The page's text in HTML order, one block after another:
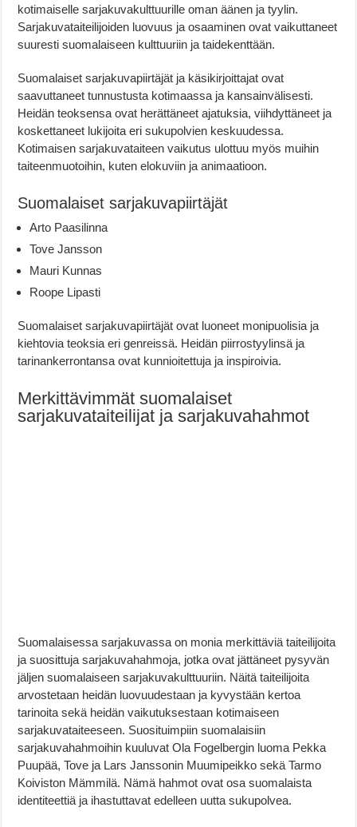
kotimaiselle sarjakuvakulttuurille oman äänen ja tyylin.
Sarjakuvataiteilijoiden luovuus ja osaaminen ovat vaikuttaneet
suuresti suomalaiseen kulttuuriin ja taidekenttään.
Suomalaiset sarjakuvapiirtäjät ja käsikirjoittajat ovat
saavuttaneet tunnustusta kotimaassa ja kansainvälisesti.
Heidän teoksensa ovat herättäneet ajatuksia, viihdyttäneet ja
koskettaneet lukijoita eri sukupolvien keskuudessa.
Kotimaisen sarjakuvataiteen vaikutus ulottuu myös muihin
taiteenmuotoihin, kuten elokuviin ja animaatioon.
Suomalaiset sarjakuvapiirtäjät
Arto Paasilinna
Tove Jansson
Mauri Kunnas
Roope Lipasti
Suomalaiset sarjakuvapiirtäjät ovat luoneet monipuolisia ja
kiehtovia teoksia eri genreissä. Heidän piirrostyylinsä ja
tarinankerrontansa ovat kunnioitettuja ja inspiroivia.
Merkittävimmät suomalaiset
sarjakuvataiteilijat ja sarjakuvahahmot
Suomalaisessa sarjakuvassa on monia merkittäviä taiteilijoita
ja suosittuja sarjakuvahahmoja, jotka ovat jättäneet pysyvän
jäljen suomalaiseen sarjakuvakulttuuriin. Näitä taiteilijoita
arvostetaan heidän luovuudestaan ja kyvystään kertoa
tarinoita sekä heidän vaikutuksestaan kotimaiseen
sarjakuvataiteeseen. Suosituimpiin suomalaisiin
sarjakuvahahmoihin kuuluvat Ola Fogelbergin luoma Pekka
Puupää, Tove ja Lars Janssonin Muumipeikko sekä Tarmo
Koiviston Mämmilä. Nämä hahmot ovat osa suomalaista
identiteettiä ja ihastuttavat edelleen uutta sukupolvea.